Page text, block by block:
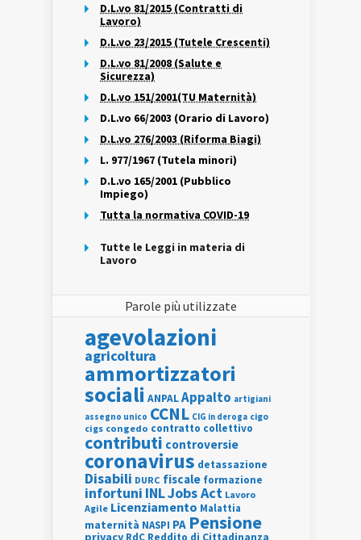
D.L.vo 81/2015 (Contratti di
Lavoro)
D.L.vo 23/2015 (Tutele Crescenti)
D.L.vo 81/2008 (Salute e
Sicurezza)
D.L.vo 151/2001(TU Maternità)
D.L.vo 66/2003 (Orario di Lavoro)
D.L.vo 276/2003 (Riforma Biagi)
L. 977/1967 (Tutela minori)
D.L.vo 165/2001 (Pubblico
Impiego)
Tutta la normativa COVID-19
Tutte le Leggi in materia di
Lavoro
Parole più utilizzate
agevolazioni
agricoltura
ammortizzatori
sociali ANPALAppalto artigiani
assegno unico CCNL CIG in deroga cigo
cigs congedo contratto collettivo
contributi controversie
coronavirus detassazione
Disabili DURC fiscale formazione
infortuni INLJobs Act Lavoro
Agile Licenziamento Malattia
maternità NASPI PA Pensione
privacy RdC Reddito di Cittadinanza